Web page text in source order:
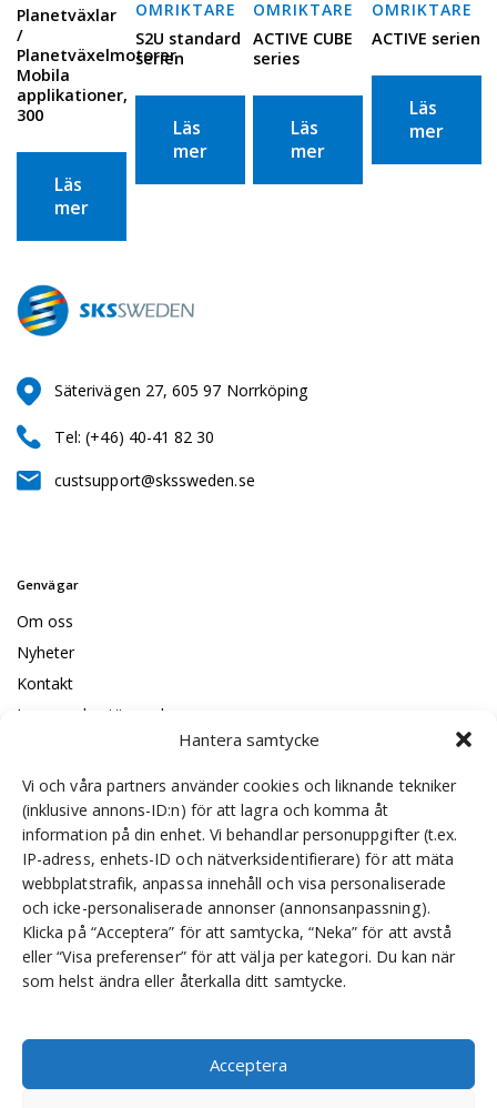
Hantera samtycke
Vi och våra partners använder cookies och liknande tekniker
(inklusive annons-ID:n) för att lagra och komma åt
information på din enhet. Vi behandlar personuppgifter (t.ex.
IP-adress, enhets-ID och nätverksidentifierare) för att mäta
webbplatstrafik, anpassa innehåll och visa personaliserade
och icke-personaliserade annonser (annonsanpassning).
Klicka på “Acceptera” för att samtycka, “Neka” för att avstå
eller “Visa preferenser” för att välja per kategori. Du kan när
som helst ändra eller återkalla ditt samtycke.
Acceptera
Planetväxlar
/
Planetväxelmotorer
Mobila
applikationer,
300
Läs
mer
OMRIKTARE
S2U standard
serien
Läs
mer
OMRIKTARE
ACTIVE CUBE
series
Läs
mer
OMRIKTARE
ACTIVE serien
Läs
mer
Säterivägen 27, 605 97 Norrköping
Tel: (+46) 40-41 82 30
custsupport@skssweden.se
Genvägar
Om oss
Nyheter
Kontakt
Leveransbestämmelser
ISO certificeringar
Om oss
SKS Sweden är en leverantör av transmissioner, som
lagerhåller, monterar och marknadsför produkter för svenska
maskintillverkare, inklusive exklusiv distribution av Bonfiglioli i
Sverige.